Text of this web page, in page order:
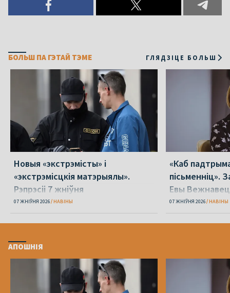
БОЛЬШ ПА ГЭТАЙ ТЭМЕ ГЛЯДЗІЦЕ БОЛЬШ
Новыя «экстрэмісты» і
«экстрэмісцкія матэрыялы».
Рэпрэсіі 7 жніўня
07 ЖНІЎНЯ 2026 НАВІНЫ
«Каб
пісьменніц».
Евы Вежнавец
07 ЖНІЎНЯ 2026 НАВІНЫ
АПОШНІЯ